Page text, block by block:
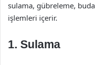
sulama, gübreleme,
işlemleri içerir.
1. Sulama